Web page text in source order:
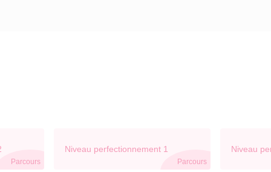
Parcours
Niveau perfectionnement 1
Parcours
Niveau